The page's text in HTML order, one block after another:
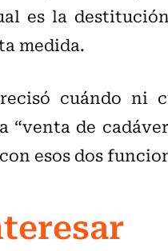
es la
medida.
cuándo ni
de
esos dos